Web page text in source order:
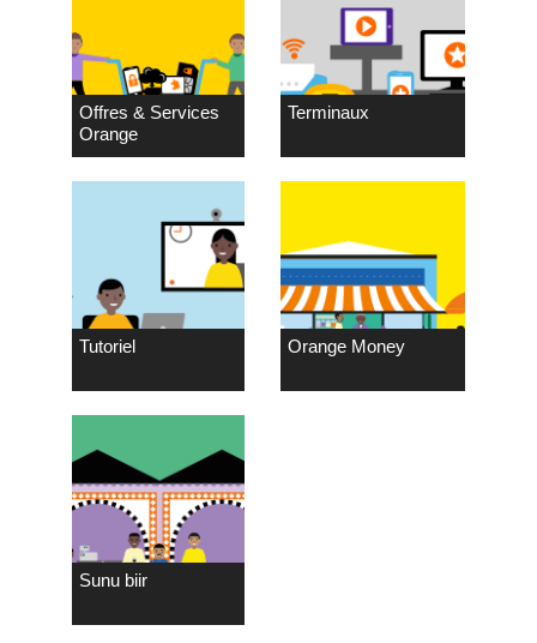
Offres & Services
Orange
Terminaux
Tutoriel Orange Money
Sunu biir